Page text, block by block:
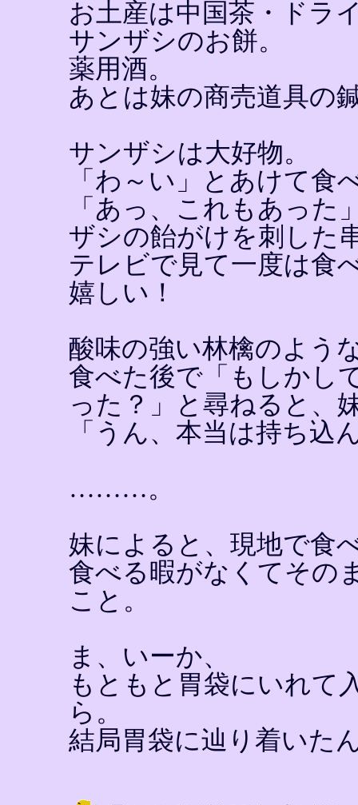
お土産は中国茶・ドラ
サンザシのお餅。
薬用酒。
あとは妹の商売道具の
サンザシは大好物。
「わ～い」とあけて食
「あっ、これもあっ
ザシの飴がけを刺した
テレビで見て一度は食
嬉しい！
酸味の強い林檎のよう
食べた後で「もしかし
った？」と尋ねると、
「うん、本当は持ち込
………。
妹によると、現地で食
食べる暇がなくてその
こと。
ま、いーか、
もともと胃袋にいれて
ら。
結局胃袋に辿り着いた